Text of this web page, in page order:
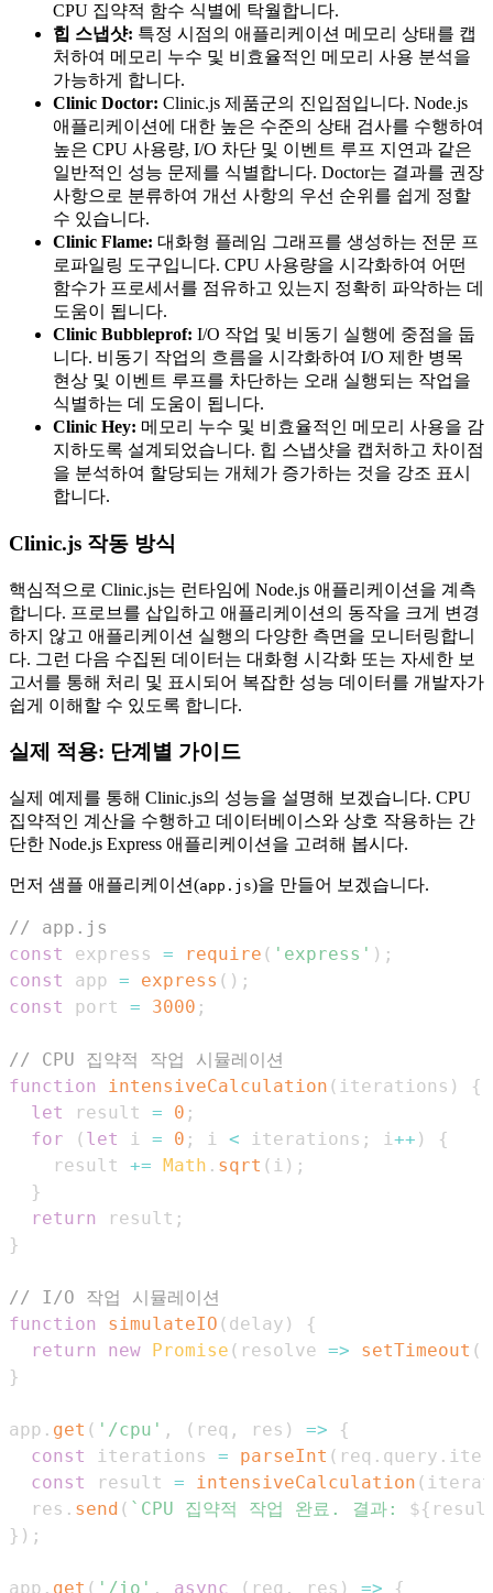
CPU 집약적 함수 식별에 탁월합니다.
힙 스냅샷: 특정 시점의 애플리케이션 메모리 상태를 캡
처하여 메모리 누수 및 비효율적인 메모리 사용 분석을
가능하게 합니다.
Clinic Doctor: Clinic.js 제품군의 진입점입니다. Node.js
애플리케이션에 대한 높은 수준의 상태 검사를 수행하여
높은 CPU 사용량, I/O 차단 및 이벤트 루프 지연과 같은
일반적인 성능 문제를 식별합니다. Doctor는 결과를 권장
사항으로 분류하여 개선 사항의 우선 순위를 쉽게 정할
수 있습니다.
Clinic Flame: 대화형 플레임 그래프를 생성하는 전문 프
로파일링 도구입니다. CPU 사용량을 시각화하여 어떤
함수가 프로세서를 점유하고 있는지 정확히 파악하는 데
도움이 됩니다.
Clinic Bubbleprof: I/O 작업 및 비동기 실행에 중점을 둡
니다. 비동기 작업의 흐름을 시각화하여 I/O 제한 병목
현상 및 이벤트 루프를 차단하는 오래 실행되는 작업을
식별하는 데 도움이 됩니다.
Clinic Hey: 메모리 누수 및 비효율적인 메모리 사용을 감
지하도록 설계되었습니다. 힙 스냅샷을 캡처하고 차이점
을 분석하여 할당되는 개체가 증가하는 것을 강조 표시
합니다.
Clinic.js 작동 방식
핵심적으로 Clinic.js는 런타임에 Node.js 애플리케이션을 계측
합니다. 프로브를 삽입하고 애플리케이션의 동작을 크게 변경
하지 않고 애플리케이션 실행의 다양한 측면을 모니터링합니
다. 그런 다음 수집된 데이터는 대화형 시각화 또는 자세한 보
고서를 통해 처리 및 표시되어 복잡한 성능 데이터를 개발자가
쉽게 이해할 수 있도록 합니다.
실제 적용: 단계별 가이드
실제 예제를 통해 Clinic.js의 성능을 설명해 보겠습니다. CPU
집약적인 계산을 수행하고 데이터베이스와 상호 작용하는 간
단한 Node.js Express 애플리케이션을 고려해 봅시다.
먼저 샘플 애플리케이션(app.js)을 만들어 보겠습니다.
// app.js
const
express = require ( 'express' ) ;
const
app = express ( ) ;
const
port = 3000 ;
// CPU 집약적 작업 시뮬레이션
function
intensiveCalculation ( iterations )
{
let
result = 0 ;
for
( let i = 0 ; i < iterations ; i++ )
{
    result
+= Math . sqrt ( i ) ;
}
return
result ;
}
// I/O 작업 시뮬레이션
function
simulateIO ( delay )
{
return
new Promise ( resolve => setTimeout (
}
app . get ( '/cpu' , ( req , res ) =>
{
const
iterations = parseInt ( req . query .
const
result = intensiveCalculation (
  res
. send ( ` CPU 집약적 작업 완료. 결과: ${
} ) ;
app . get ( '/io' , async ( req , res ) => {